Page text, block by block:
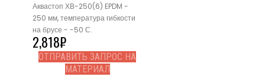
Аквастоп ХВ-250(6) EPDM -
250 мм, температура гибкости
на брусе - -50 С.
2,818₽
ОТПРАВИТЬ ЗАПРОС НА
МАТЕРИАЛ